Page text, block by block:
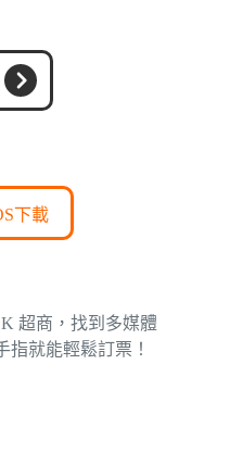
下載
超商，找到多媒體
指就能輕鬆訂票！